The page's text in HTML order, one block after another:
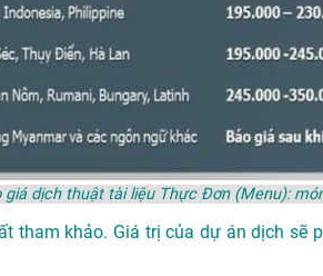
giá dịch thuật tài liệu Thực Đơn (Menu):
tham khảo. Giá trị của dự án dịch sẽ